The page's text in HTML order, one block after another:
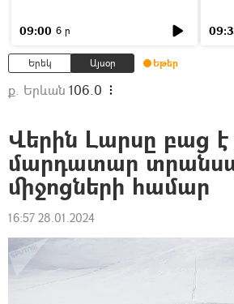
09:00 6 ր
Երեկ Այսօր Եթեր
ք. Երևան 106.0
Վերին Լարսը բաց
մարդատար
միջոցների համար
16:57 28.01.2024